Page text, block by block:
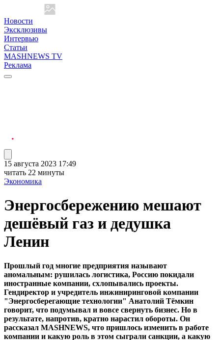
Новости
Эксклюзивы
Интервью
Статьи
MASHNEWS TV
Реклама
15 августа 2023 17:49
читать 22 минуты
Экономика
Энергосбережению мешают
дешёвый газ и дедушка
Ленин
Прошлый год многие предприятия называют
аномальным: рушилась логистика, Россию покидали
иностранные компании, схлопывались проекты.
Гендиректор и учредитель инжиниринговой компании
"Энергосберегающие технологии" Анатолий Тёмкин
говорит, что подумывал и вовсе свернуть бизнес. Но в
результате, напротив, кратно нарастил обороты. Он
рассказал MASHNEWS, что пришлось изменить в работе
компании и какую роль в этом сыграли санкции, а какую